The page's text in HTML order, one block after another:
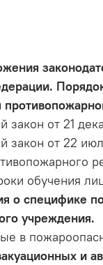
закон от 21
закон от 22
обучения
о специфике
учреждения.
в
и